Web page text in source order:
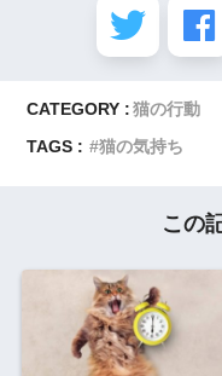
CATEGORY : 猫の行動
TAGS :
猫の気持ち
この